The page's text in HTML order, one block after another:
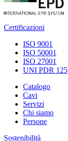
Certificazioni
ISO 9001
ISO 50001
ISO 27001
UNI PDR 125
Catalogo
Cavi
Servizi
Chi siamo
Persone
Sostenibilità